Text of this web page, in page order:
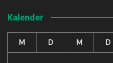
Kalender
M D M D